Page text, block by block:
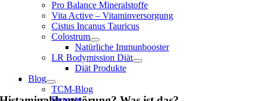
Pro Balance Mineralstoffe
Vita Active – Vitaminversorgung
Cistus Incanus Tauricus
Colostrum
Natürliche Immunbooster
LR Bodymission Diät
Diät Produkte
Blog
TCM-Blog